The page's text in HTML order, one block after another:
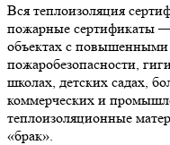
Вся теплоизоляция
пожарные сертификаты —
объектах с повышенными
пожаробезопасности,
школах, детских садах,
коммерческих и
теплоизоляционные
«брак».